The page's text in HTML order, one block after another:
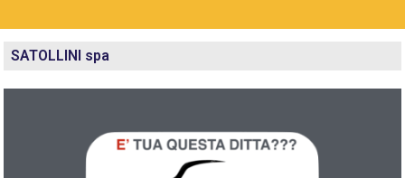
SATOLLINI spa